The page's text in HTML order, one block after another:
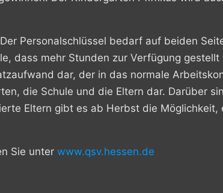
Personalschlüssel bedarf auf beiden
dass mehr Stunden zur Verfügung
dar, der in das normale
die Schule und die Eltern dar. Darüber
Eltern gibt es ab Herbst die
Sie unter www.qsv.hessen.de